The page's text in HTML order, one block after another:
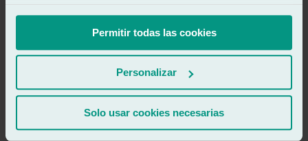
Permitir todas las cookies
Personalizar
Solo usar cookies necesarias
Join our team